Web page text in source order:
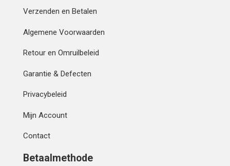
Verzenden en Betalen
Algemene Voorwaarden
Retour en Omruilbeleid
Garantie & Defecten
Privacybeleid
Mijn Account
Contact
Betaalmethode